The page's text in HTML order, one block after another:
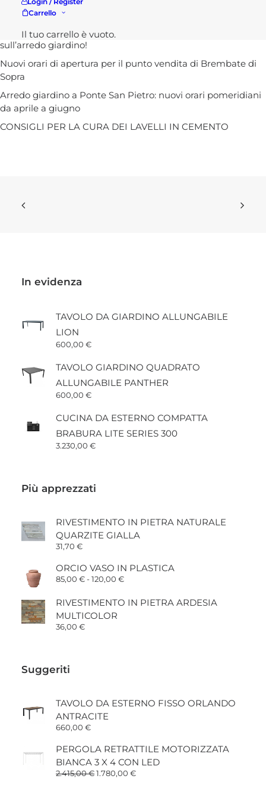
Carrello
Il tuo carrello è vuoto.
Commerciale e aggiornamenti sulle spedizioni
Il tuo outdoor cambia volto: arrivano le super offerte
sull’arredo giardino!
Nuovi orari di apertura per il punto vendita di Brembate di
Sopra
Arredo giardino a Ponte San Pietro: nuovi orari pomeridiani
da aprile a giugno
CONSIGLI PER LA CURA DEI LAVELLI IN CEMENTO
In evidenza
TAVOLO DA GIARDINO ALLUNGABILE
LION
600,00 €
TAVOLO GIARDINO QUADRATO
ALLUNGABILE PANTHER
600,00 €
CUCINA DA ESTERNO COMPATTA
BRABURA LITE SERIES 300
3.230,00 €
Più apprezzati
RIVESTIMENTO IN PIETRA NATURALE
QUARZITE GIALLA
31,70 €
ORCIO VASO IN PLASTICA
85,00 €-120,00 €Fascia
da
RIVESTIMENTO IN PIETRA ARDESIA
MULTICOLOR
36,00 €
Suggeriti
TAVOLO DA ESTERNO FISSO ORLANDO
ANTRACITE
660,00 €
PERGOLA RETRATTILE MOTORIZZATA
BIANCA 3 X 4 CON LED
2.415,00€Il1.780,00 €Il